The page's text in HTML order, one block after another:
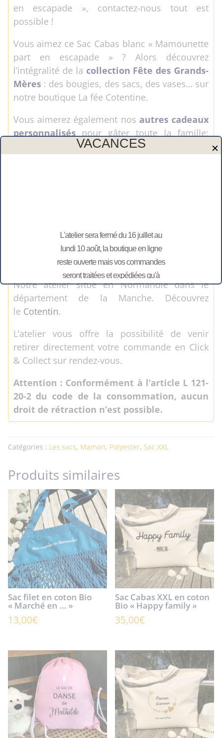
en escapade », contactez-nous tout est
possible !
Vous aimez ce Sac Cabas blanc « Mamounette
part en escapade » ? Alors découvrez
l’intégralité de la collection Fête des Grands-
Mères : des bougies, des sacs, des vases… sur
notre boutique La fée Cotentine.
Vous aimerez également nos autres cadeaux
personnaliséspour gâter toute la famille:
Papa, Maman, Mamie, Papy, Tonton, Tata, … .
Toutes les personnalisations sont réalisées
par nos soins. Et avec nos propres machines
dans notre atelier de Bretteville-en-Saire.
Notre atelier situé en Normandie dans le
département de la Manche. Découvrez
le Cotentin.
L’atelier vous offre la possibilité de venir
retirer directement votre commande en Click
& Collect sur rendez-vous.
Attention : Conformément à l’article L 121-
20-2 du code de la consommation, aucun
droit de rétraction n’est possible.
Catégories : Les sacs, Maman, Polyester, Sac XXL
Produits similaires
Sac filet en coton Bio
« Marché en … »
13,00€
Sac Cabas XXL en coton
Bio « Happy family »
35,00€
VACANCES ✕
L'atelier sera fermé du 16 juillet au
lundi 10 août, la boutique en ligne
reste ouverte mais vos commandes
seront traitées et expédiées qu'à
partir du 11 août.